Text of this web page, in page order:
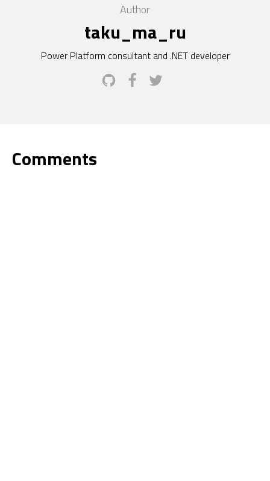
Author
taku_ma_ru
Power Platform consultant and .NET developer
Comments